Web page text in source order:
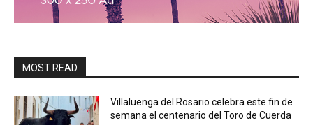
MOST READ
Villaluenga del Rosario celebra este fin de
semana el centenario del Toro de Cuerda